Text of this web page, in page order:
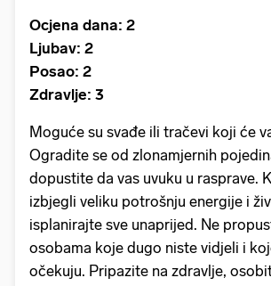
Ocjena dana: 2
Ljubav: 2
Posao: 2
Zdravlje: 3
Moguće su svađe ili tračevi koji će
Ogradite se od zlonamjernih
dopustite da vas uvuku u rasprave.
izbjegli veliku potrošnju energije i
isplanirajte sve unaprijed. Ne
osobama koje dugo niste vidjeli i
očekuju. Pripazite na zdravlje,